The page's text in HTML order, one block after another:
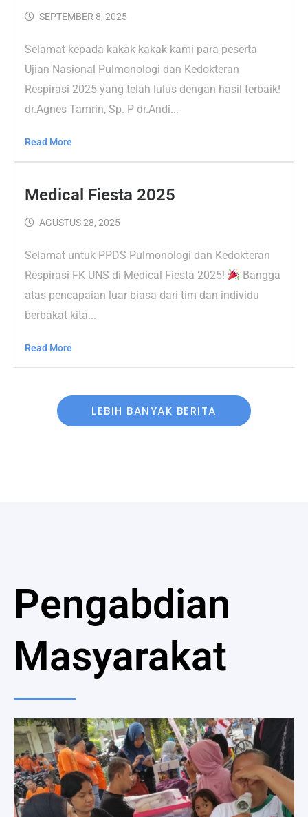
SEPTEMBER 8, 2025
Selamat kepada kakak kakak kami para peserta
Ujian Nasional Pulmonologi dan Kedokteran
Respirasi 2025 yang telah lulus dengan hasil terbaik!
dr.Agnes Tamrin, Sp. P dr.Andi...
Read More
Medical Fiesta 2025
AGUSTUS 28, 2025
Selamat untuk PPDS Pulmonologi dan Kedokteran
Respirasi FK UNS di Medical Fiesta 2025!
Bangga
atas pencapaian luar biasa dari tim dan individu
berbakat kita...
Read More
LEBIH BANYAK BERITA
Pengabdian
Masyarakat